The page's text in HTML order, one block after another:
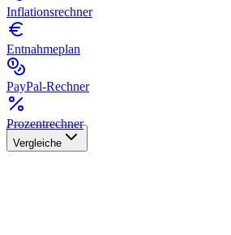
Inflationsrechner
Entnahmeplan
PayPal-Rechner
Prozentrechner
Vergleiche